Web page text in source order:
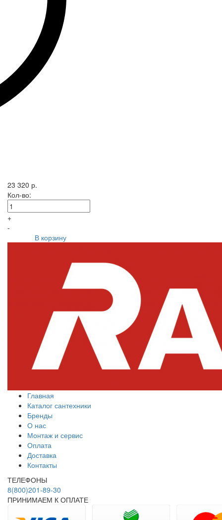
23 320 р.
Кол-во:
+
-
В корзину
Главная
Каталог сантехники
Бренды
О нас
Монтаж и сервис
Оплата
Доставка
Контакты
ТЕЛЕФОНЫ
8(800)201-89-30
ПРИНИМАЕМ К ОПЛАТЕ